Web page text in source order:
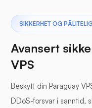
SIKKERHET OG
Avansert
VPS
Beskytt din Paraguay
DDoS-forsvar i sanntid,